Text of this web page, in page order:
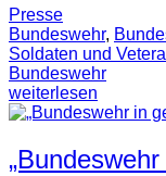
Presse
Bundeswehr,
Soldaten und
Bundeswehr
weiterlesen